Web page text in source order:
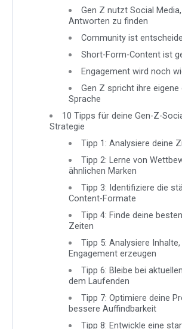
Gen Z nutzt Social
Antworten zu finden
Community ist
Short-Form-Content ist
Engagement wird noch
Gen Z spricht ihre eigene
Sprache
10 Tipps für deine Gen-Z-
Strategie
Tipp 1: Analysiere deine
Tipp 2: Lerne von
ähnlichen Marken
Tipp 3: Identifiziere die
Content-Formate
Tipp 4: Finde deine
Zeiten
Tipp 5: Analysiere Inhalte,
Engagement erzeugen
Tipp 6: Bleibe bei
dem Laufenden
Tipp 7: Optimiere deine
bessere Auffindbarkeit
Tipp 8: Entwickle eine